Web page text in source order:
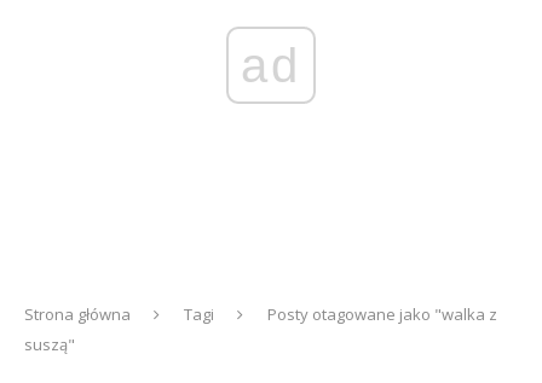
ad
Strona główna Tagi
Posty otagowane jako "walka z
suszą"